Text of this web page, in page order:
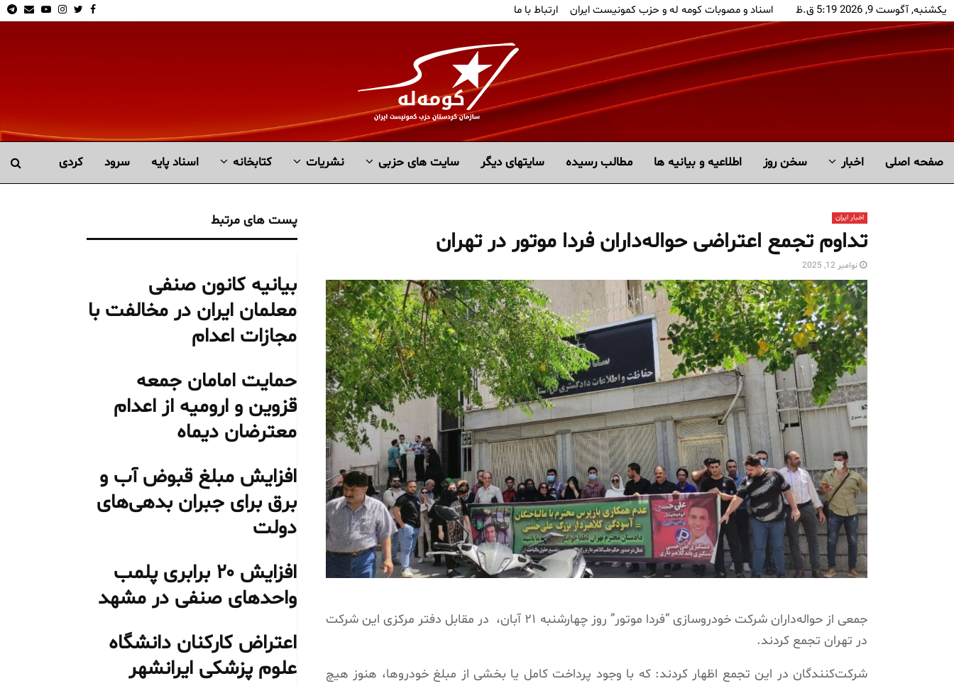
یکشنبه, آگوست 9, 2026 5:19 ق.ظ اسناد و مصوبات کومه له و حزب کمونیست ایران ارتباط با ما Facebook
Twitter
Instagram
Youtube
Email
صفحه اصلی اخبار سخن روز اطلاعیه و بیانیه ها مطالب رسیده سايتهاى ديگر سایت های حزبی نشریات کتابخانە اسناد پایه سرود کردی
اخبار ایران
تداوم تجمع اعتراضی حواله‌داران فردا موتور در تهران
نوامبر 12, 2025
جمعی از حواله‌داران شرکت خودروسازی “فردا موتور” روز چهارشنبه ۲۱ آبان،
در مقابل دفتر مرکزی این شرکت
در تهران تجمع کردند.
شرکت‌کنندگان در این تجمع اظهار کردند: که با وجود پرداخت کامل یا بخشی از مبلغ خودروها، هنوز هیچ
پست های مرتبط
بیانیه کانون صنفی
معلمان ایران در مخالفت با
مجازات اعدام
حمایت امامان جمعه
قزوین و ارومیه از اعدام
معترضان دیماه
افزایش مبلغ قبوض آب و
برق برای جبران بدهی‌های
دولت
افزایش ۲۰ برابری پلمب
واحدهای صنفی در مشهد
اعتراض کارکنان دانشگاه
علوم پزشکی ایرانشهر